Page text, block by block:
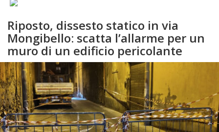
Riposto, dissesto statico in via
Mongibello: scatta l’allarme per un
muro di un edificio pericolante